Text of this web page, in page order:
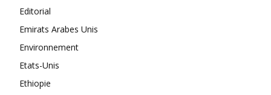
Editorial
Emirats Arabes Unis
Environnement
Etats-Unis
Ethiopie